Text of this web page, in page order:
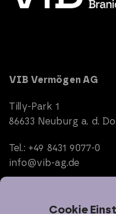
VIB Vermögen AG
Tilly-Park 1
86633 Neuburg a. d.
Tel.: +49 8431 9077-0
info@vib-ag.de
Unternehmen